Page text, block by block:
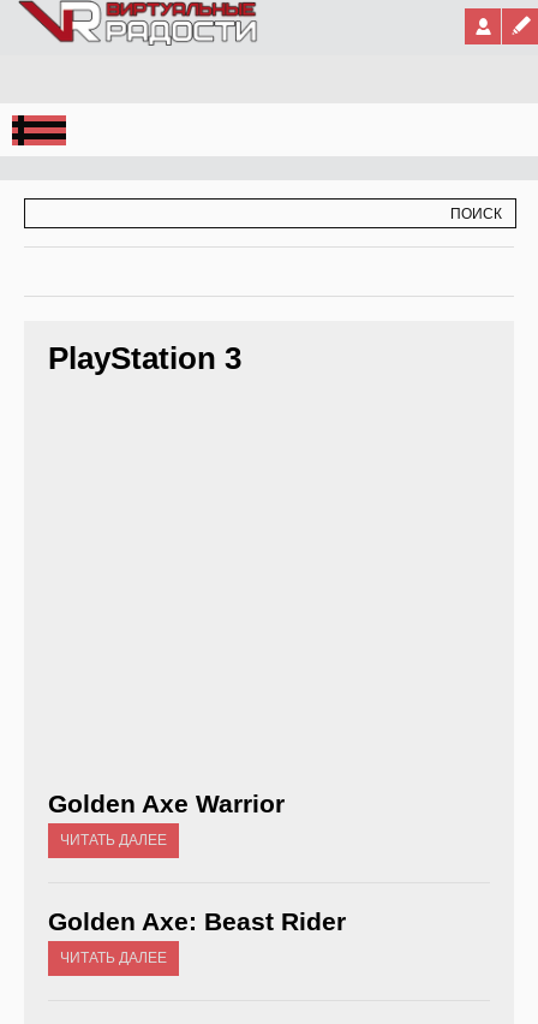
Jump to Navigation
PlayStation 3
Golden Axe Warrior
ЧИТАТЬ ДАЛЕЕ
Golden Axe: Beast Rider
ЧИТАТЬ ДАЛЕЕ